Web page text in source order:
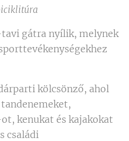
gátra nyílik, melynek
kölcsönző, ahol
kenukat és kajakokat
családi